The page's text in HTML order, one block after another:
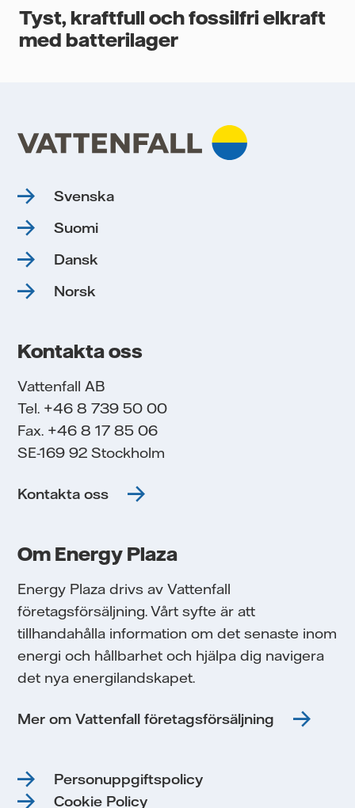
Tyst, kraftfull och fossilfri elkraft
med batterilager
Svenska
Suomi
Dansk
Norsk
Kontakta oss
Vattenfall AB
Tel. +46 8 739 50 00
Fax. +46 8 17 85 06
SE-169 92 Stockholm
Kontakta oss
Om Energy Plaza
Energy Plaza drivs av Vattenfall
företagsförsäljning. Vårt syfte är att
tillhandahålla information om det senaste inom
energi och hållbarhet och hjälpa dig navigera
det nya energilandskapet.
Mer om Vattenfall företagsförsäljning
Personuppgiftspolicy
Cookie Policy